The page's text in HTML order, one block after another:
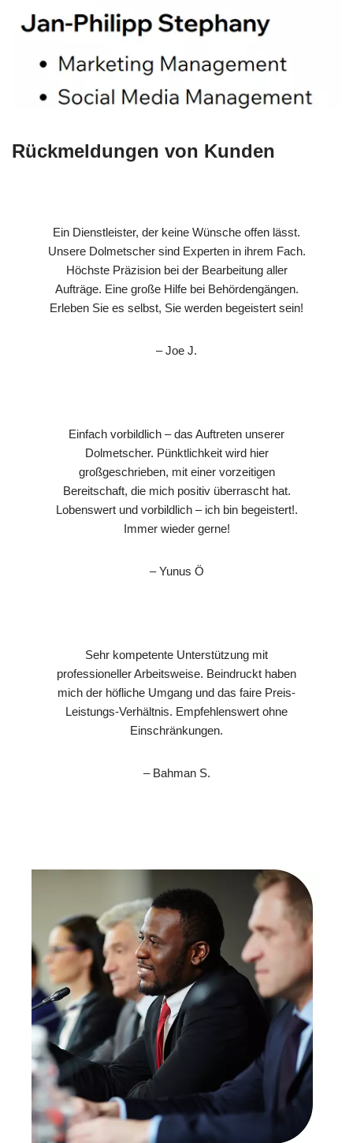
Rückmeldungen von Kunden
Ein Dienstleister, der keine Wünsche offen lässt.
Unsere Dolmetscher sind Experten in ihrem Fach.
Höchste Präzision bei der Bearbeitung aller
Aufträge. Eine große Hilfe bei Behördengängen.
Erleben Sie es selbst, Sie werden begeistert sein!
– Joe J.
Einfach vorbildlich – das Auftreten unserer
Dolmetscher. Pünktlichkeit wird hier
großgeschrieben, mit einer vorzeitigen
Bereitschaft, die mich positiv überrascht hat.
Lobenswert und vorbildlich – ich bin begeistert!.
Immer wieder gerne!
– Yunus Ö
Sehr kompetente Unterstützung mit
professioneller Arbeitsweise. Beindruckt haben
mich der höfliche Umgang und das faire Preis-
Leistungs-Verhältnis. Empfehlenswert ohne
Einschränkungen.
– Bahman S.